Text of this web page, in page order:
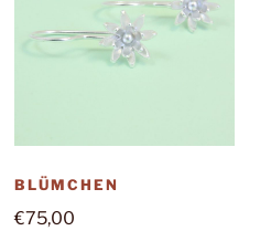
BLÜMCHEN
€75,00